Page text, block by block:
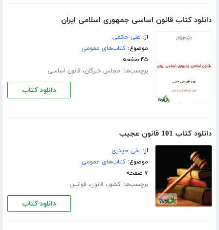
دانلود کتاب قانون اساسی جمهوری اسلامی ایران
از: علی حاتمی
موضوع:کتاب‌های عمومی
۴۵ صفحه
برچسب‌ها: مجلس خبرگان، قانون اساسی
دانلود کتاب
دانلود کتاب 101 قانون عجیب
از: علی حیدری
موضوع:کتاب‌های عمومی
۷ صفحه
برچسب‌ها:کشور، قانون، قوانین
دانلود کتاب